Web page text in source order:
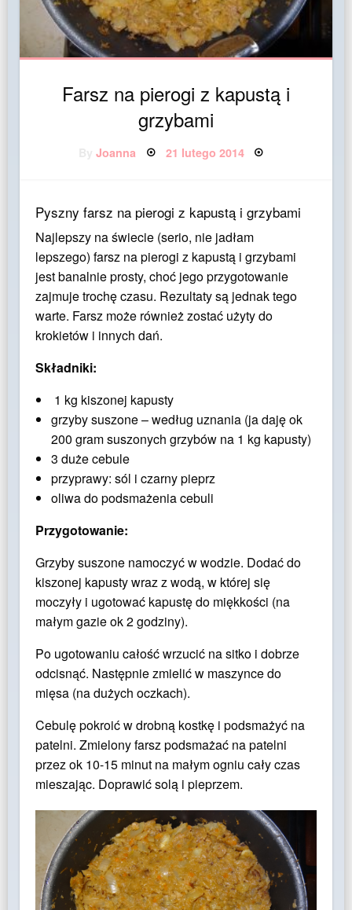
Farsz na pierogi z kapustą i
grzybami
ByJoanna Posted
on
21 lutego 2014
Pyszny farsz na pierogi z kapustą i grzybami
Najlepszy na świecie (serio, nie jadłam
lepszego) farsz na pierogi z kapustą i grzybami
jest banalnie prosty, choć jego przygotowanie
zajmuje trochę czasu. Rezultaty są jednak tego
warte. Farsz może również zostać użyty do
krokietów i innych dań.
Składniki:
1 kg kiszonej kapusty
grzyby suszone – według uznania (ja daję ok
200 gram suszonych grzybów na 1 kg kapusty)
3 duże cebule
przyprawy: sól i czarny pieprz
oliwa do podsmażenia cebuli
Przygotowanie:
Grzyby suszone namoczyć w wodzie. Dodać do
kiszonej kapusty wraz z wodą, w której się
moczyły i ugotować kapustę do miękkości (na
małym gazie ok 2 godziny).
Po ugotowaniu całość wrzucić na sitko i dobrze
odcisnąć. Następnie zmielić w maszynce do
mięsa (na dużych oczkach).
Cebulę pokroić w drobną kostkę i podsmażyć na
patelni. Zmielony farsz podsmażać na patelni
przez ok 10-15 minut na małym ogniu cały czas
mieszając. Doprawić solą i pieprzem.